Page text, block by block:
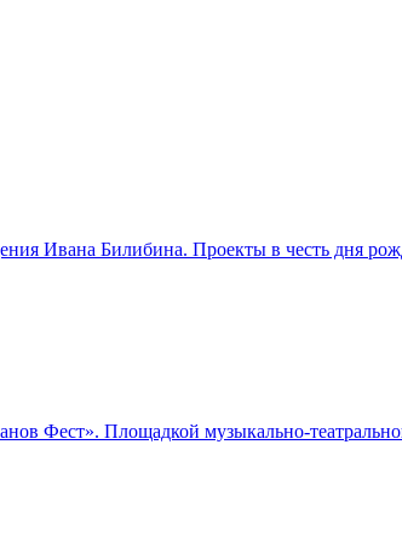
Ивана Билибина. Проекты в честь дня
Фест». Площадкой музыкально-